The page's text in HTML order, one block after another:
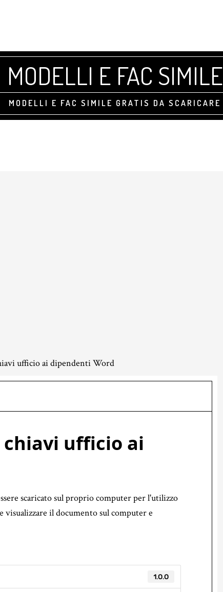
MODELLI E FAC SIMILE
MODELLI E FAC SIMILE GRATIS DA SCARICARE
ufficio ai dipendenti Word
ufficio ai
scaricato sul proprio computer per l'utilizzo
il documento sul computer e
1.0.0